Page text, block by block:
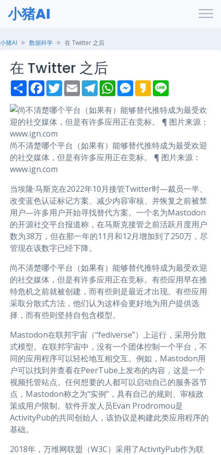
小猪AI
小猪AI 数据科学 在 Twitter 之后
在 Twitter 之后
S
h
r
e
F
a
e
b
o
o
k
T
w
t
e
E
m
T
e
e
g
r
m
W
h
s
A
p
M
e
s
e
n
e
r
K
a
a
o
e
尚不清楚哪个平台（如果有）能够替代推特成为最受欢迎
的社交媒体，但是有许多应用正在竞标。 ¶ 图片来源：
www.ign.com
当埃隆·马斯克在2022年10月接管Twitter时—裁员一半、
改变蓝色认证标记方案、减少内容审核、并恢复之前被禁
用户—许多用户开始寻找替代方案。一个名为Mastodon
的开源社交平台报道称，在马斯克接管之前活跃月度用户
数为38万，但在那一年的11月和12月增加到了250万，尽
管现在该数字已经下降。
尚不清楚哪个平台（如果有）能够替代推特成为最受欢迎
的社交媒体，但是有许多应用正在竞标。有些应用早在推
特危机之前就被创建，而有些则是最近才出现。有些应用
采取分散式方法，他们认为这样会更好地为用户提供选
择，而有些则坚持自包含模型。
Mastodon在联邦宇宙（“fediverse”）上运行，采用分散
式模型。在联邦宇宙中，没有一个团体控制一个平台，不
同的应用程序可以轻松地互相交互。例如，Mastodon用
户可以找到并查看在PeerTube上发布的内容，这是一个
视频托管站点。任何想要的人都可以启动自己的服务器节
点，Mastodon称之为“实例”，具有自己的规则、审核政
策或用户限制。软件开发人员Evan Prodromou是
ActivityPub的共同创始人，该协议是构建此类应用程序的
基础。
2018年，万维网联盟（W3C）采用了ActivityPub作为联